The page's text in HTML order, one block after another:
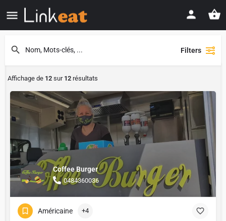
Filters
Affichage de 12 sur 12 résultats
Coffee Burger
0484360036
Américaine +4